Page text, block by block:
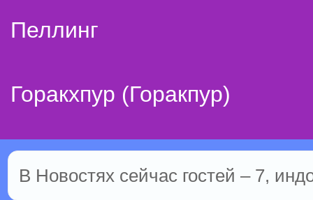
Пеллинг
Горакхпур (Горакпур)
В Новостях сейчас гостей – 7,